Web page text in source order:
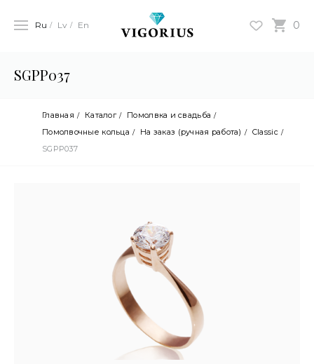
0
Ru Lv En
SGPP037
Главная Каталог
Помолвка и свадьба
Помолвочные кольца
На заказ (ручная работа)
Classic
SGPP037